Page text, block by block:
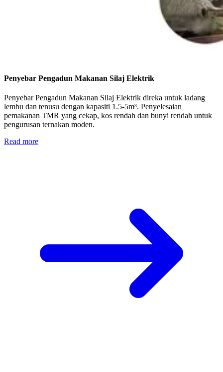
Penyebar Pengadun Makanan Silaj Elektrik
Penyebar Pengadun Makanan Silaj Elektrik direka untuk ladang
lembu dan tenusu dengan kapasiti 1.5-5m³. Penyelesaian
pemakanan TMR yang cekap, kos rendah dan bunyi rendah untuk
pengurusan ternakan moden.
Read more